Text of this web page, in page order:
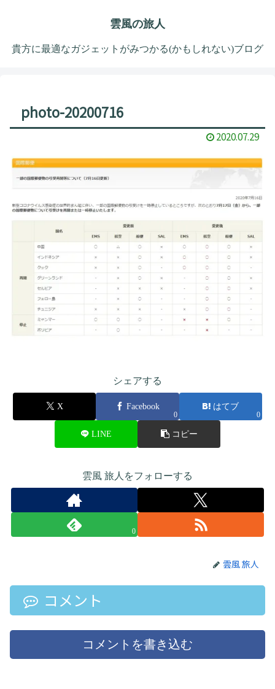
雲風の旅人
貴方に最適なガジェットがみつかる(かもしれない)ブログ
photo-20200716
2020.07.29
シェアする
X Facebook
0
はてブ
0
LINE コピー
雲風 旅人をフォローする
0
雲風 旅人
コメント
コメントを書き込む